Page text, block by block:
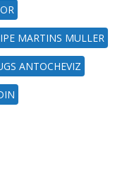
MARTINS MULLER
ANTOCHEVIZ